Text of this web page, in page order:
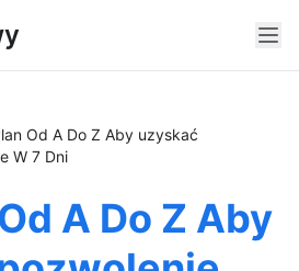
Od A Do Z Aby uzyskać
W 7 Dni
A Do Z Aby